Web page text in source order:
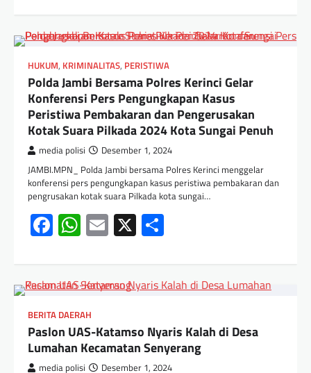
HUKUM, KRIMINALITAS, PERISTIWA
Polda Jambi Bersama Polres Kerinci Gelar
Konferensi Pers Pengungkapan Kasus
Peristiwa Pembakaran dan Pengerusakan
Kotak Suara Pilkada 2024 Kota Sungai Penuh
media polisi Desember 1, 2024
JAMBI.MPN_ Polda Jambi bersama Polres Kerinci menggelar
konferensi pers pengungkapan kasus peristiwa pembakaran dan
pengrusakan kotak suara Pilkada kota sungai…
Facebook
WhatsApp
Email
X
BERITA DAERAH
Paslon UAS-Katamso Nyaris Kalah di Desa
Lumahan Kecamatan Senyerang
media polisi Desember 1, 2024